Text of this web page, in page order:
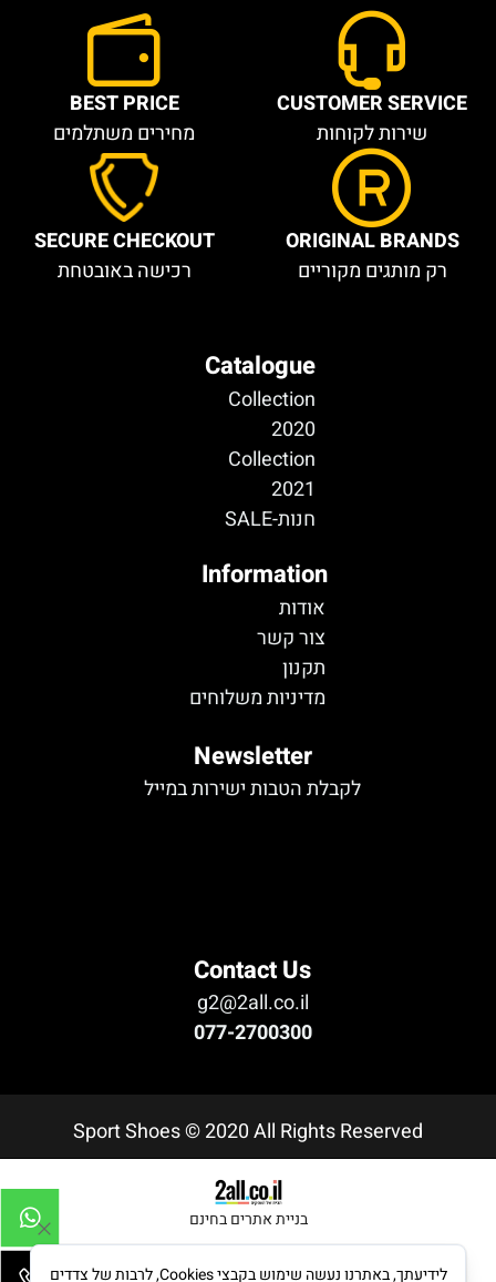
CUSTOMER SERVICE
שירות לקוחות
BEST PRICE
מחירים משתלמים
ORIGINAL BRANDS
רק מותגים מקוריים
SECURE CHECKOUT
רכישה באובטחת
Catalogue
Collection
2020
Collection
2021
חנות-SALE
Information
אודות
צור קשר
תקנון
מדיניות משלוחים
Newsletter
לקבלת הטבות ישירות במייל
Contact Us
g2@2all.co.il
077-2700300
Sport Shoes © 2020 All Rights Reserved
בניית אתרים בחינם
לידיעתך, באתרנו נעשה שימוש בקבצי Cookies, לרבות של צדדים